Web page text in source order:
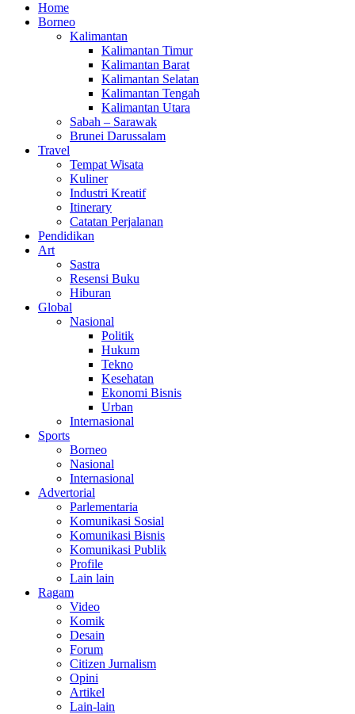
Home
Borneo
Kalimantan
Kalimantan Timur
Kalimantan Barat
Kalimantan Selatan
Kalimantan Tengah
Kalimantan Utara
Sabah – Sarawak
Brunei Darussalam
Travel
Tempat Wisata
Kuliner
Industri Kreatif
Itinerary
Catatan Perjalanan
Pendidikan
Art
Sastra
Resensi Buku
Hiburan
Global
Nasional
Politik
Hukum
Tekno
Kesehatan
Ekonomi Bisnis
Urban
Internasional
Sports
Borneo
Nasional
Internasional
Advertorial
Parlementaria
Komunikasi Sosial
Komunikasi Bisnis
Komunikasi Publik
Profile
Lain lain
Ragam
Video
Komik
Desain
Forum
Citizen Jurnalism
Opini
Artikel
Lain-lain